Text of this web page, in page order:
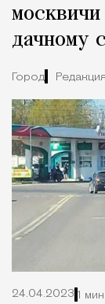
дачному
Город
24.04.2023 1